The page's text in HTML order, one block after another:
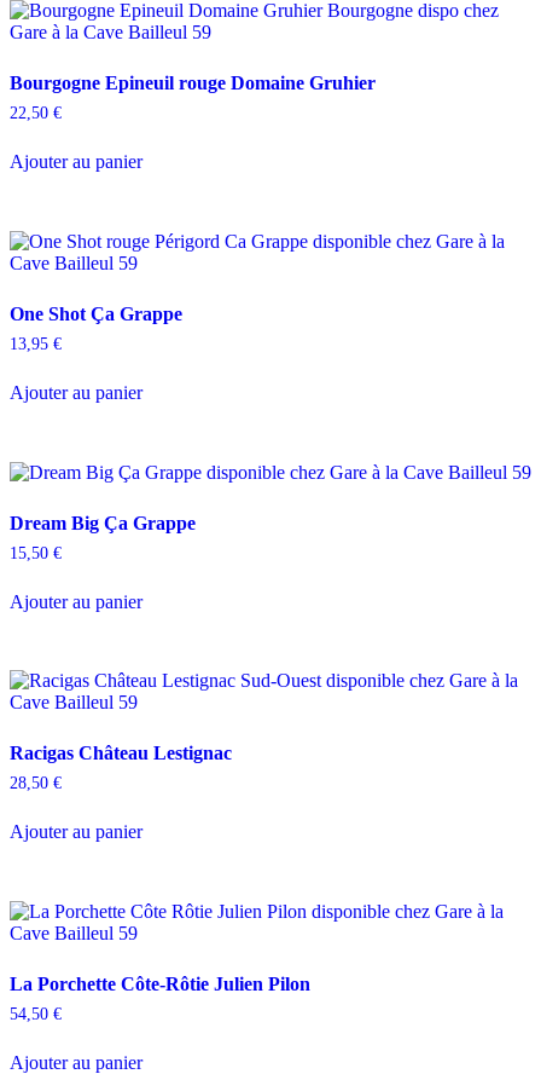
Les
options
être
Bourgogne Epineuil rouge Domaine Gruhier
22,50 €
Ajouter au panier
One Shot Ça Grappe
13,95 €
Ajouter au panier
Dream Big Ça Grappe
15,50 €
Ajouter au panier
Racigas Château Lestignac
28,50 €
Ajouter au panier
La Porchette Côte-Rôtie Julien Pilon
54,50 €
Ajouter au panier